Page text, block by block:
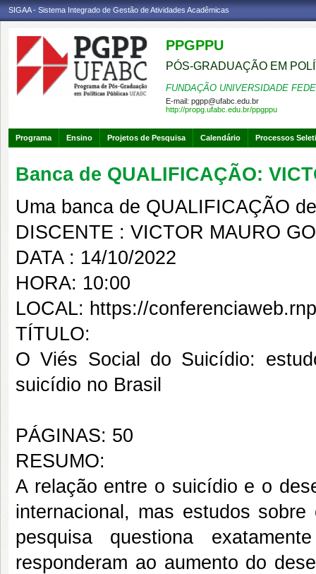
SIGAA - Sistema Integrado de Gestão de Atividades Acadêmicas
PPGPPU
PÓS-GRADUAÇÃO EM
FUNDAÇÃO UNIVERSIDADE
E-mail: pgpp@ufabc.edu.br
http://propg.ufabc.edu.br/ppgppu
Programa Ensino Projetos de Pesquisa Calendário Processos
Banca de QUALIFICAÇÃO:
Uma banca de QUALIFICAÇÃO
DISCENTE : VICTOR MAURO
DATA : 14/10/2022
HORA: 10:00
LOCAL: https://
TÍTULO:
O Viés Social do Suicídio:
suicídio no Brasil
PÁGINAS: 50
RESUMO:
A relação entre o suicídio e o
internacional, mas estudos
pesquisa questiona
responderam ao aumento do